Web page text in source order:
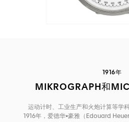
1916年
MIKROGRAPH和
运动计时、工业生产和火炮计算等学
1916年，爱德华•豪雅（Edouard